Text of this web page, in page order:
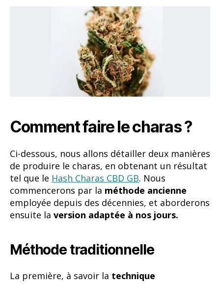
Comment faire le charas ?
Ci-dessous, nous allons détailler deux manières
de produire le charas, en obtenant un résultat
tel que le Hash Charas CBD GB. Nous
commencerons par la méthode ancienne
employée depuis des décennies, et aborderons
ensuite la version adaptée à nos jours.
Méthode traditionnelle
La première, à savoir la technique